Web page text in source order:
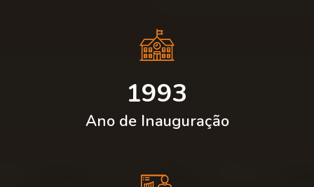
1993
Ano de Inauguração